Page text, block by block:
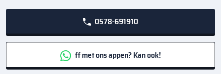
0578-691910
ff met ons appen? Kan ook!